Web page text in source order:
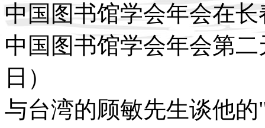
中国图书馆学会年会在
中国图书馆学会年会第
日）
与台湾的顾敏先生谈他